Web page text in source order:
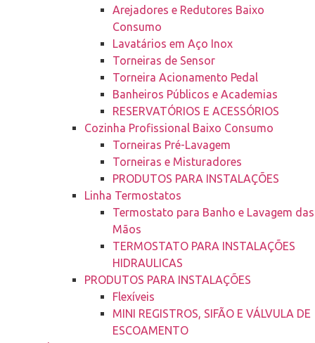
Arejadores e Redutores Baixo
Consumo
Lavatários em Aço Inox
Torneiras de Sensor
Torneira Acionamento Pedal
Banheiros Públicos e Academias
RESERVATÓRIOS E ACESSÓRIOS
Cozinha Profissional Baixo Consumo
Torneiras Pré-Lavagem
Torneiras e Misturadores
PRODUTOS PARA INSTALAÇÕES
Linha Termostatos
Termostato para Banho e Lavagem das
Mãos
TERMOSTATO PARA INSTALAÇÕES
HIDRAULICAS
PRODUTOS PARA INSTALAÇÕES
Flexíveis
MINI REGISTROS, SIFÃO E VÁLVULA DE
ESCOAMENTO